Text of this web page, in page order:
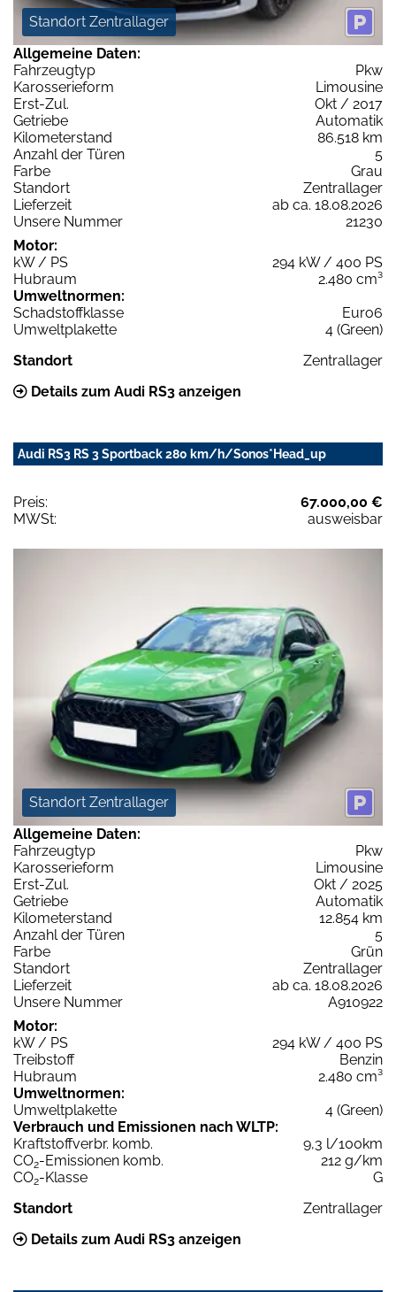
Standort Zentrallager
Allgemeine Daten:
Fahrzeugtyp
Pkw
Karosserieform
Limousine
Erst-Zul.
Okt / 2017
Getriebe
Automatik
Kilometerstand
86.518 km
Anzahl der Türen
5
Farbe
Grau
Standort
Zentrallager
Lieferzeit
ab ca. 18.08.2026
Unsere Nummer
21230
Motor:
kW / PS
294 kW / 400 PS
Hubraum
2.480 cm³
Umweltnormen:
Schadstoffklasse
Euro6
Umweltplakette
4 (Green)
Standort
Zentrallager
Details zum Audi RS3 anzeigen
Audi RS3 RS 3 Sportback 280 km/h/Sonos*Head_up
Preis:
67.000,00 €
MWSt:
ausweisbar
Standort Zentrallager
Allgemeine Daten:
Fahrzeugtyp
Pkw
Karosserieform
Limousine
Erst-Zul.
Okt / 2025
Getriebe
Automatik
Kilometerstand
12.854 km
Anzahl der Türen
5
Farbe
Grün
Standort
Zentrallager
Lieferzeit
ab ca. 18.08.2026
Unsere Nummer
A910922
Motor:
kW / PS
294 kW / 400 PS
Treibstoff
Benzin
Hubraum
2.480 cm³
Umweltnormen:
Umweltplakette
4 (Green)
Verbrauch und Emissionen nach WLTP:
Kraftstoffverbr. komb.
9,3 l/100km
CO2-Emissionen komb.
212 g/km
CO2-Klasse
G
Standort
Zentrallager
Details zum Audi RS3 anzeigen